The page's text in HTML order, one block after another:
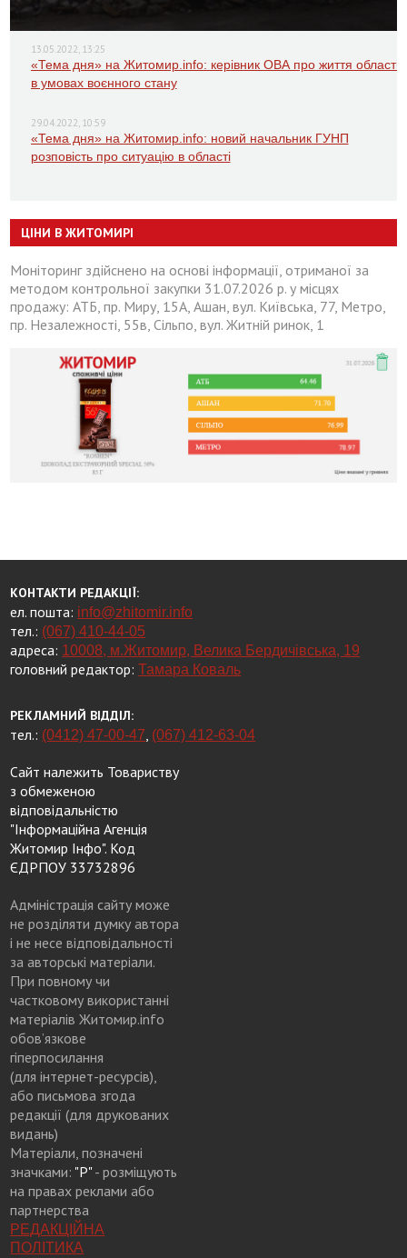
13.05.2022, 13:25
«Тема дня» на Житомир.info: керівник ОВА про життя області
в умовах воєнного стану
29.04.2022, 10:59
«Тема дня» на Житомир.info: новий начальник ГУНП
розповість про ситуацію в області
ЦІНИ В ЖИТОМИРІ
Моніторинг здійснено на основі інформації, отриманої за
методом контрольної закупки 31.07.2026 р. у місцях
продажу: АТБ, пр. Миру, 15А, Ашан, вул. Київська, 77, Метро,
пр. Незалежності, 55в, Сільпо, вул. Житній ринок, 1
КОНТАКТИ РЕДАКЦІЇ:
ел. пошта: info@zhitomir.info
тел.: (067) 410-44-05
адреса: 10008, м.Житомир, Велика Бердичівська, 19
головний редактор:Тамара Коваль
РЕКЛАМНИЙ ВІДДІЛ:
тел.: (0412) 47-00-47, (067) 412-63-04
Сайт належить Товариству
з обмеженою
відповідальністю
"Інформаційна Агенція
Житомир Інфо". Код
ЄДРПОУ 33732896
Адміністрація сайту може
не розділяти думку автора
і не несе відповідальності
за авторські матеріали.
При повному чи
частковому використанні
матеріалів Житомир.info
обов’язкове
гіперпосилання
(для інтернет-ресурсів),
або письмова згода
редакції (для друкованих
видань)
Матеріали, позначені
значками: "Р"- розміщують
на правах реклами або
партнерства
РЕДАКЦІЙНА
ПОЛІТИКА